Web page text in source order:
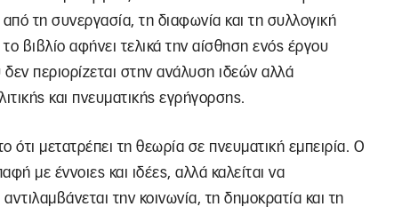
τη συνεργασία, τη διαφωνία και τη συλλογική
βιβλίο αφήνει τελικά την αίσθηση ενός έργου
περιορίζεται στην ανάλυση ιδεών αλλά
και πνευματικής εγρήγορσης.
ότι μετατρέπει τη θεωρία σε πνευματική εμπειρία. Ο
με έννοιες και ιδέες, αλλά καλείται να
την κοινωνία, τη δημοκρατία και τη